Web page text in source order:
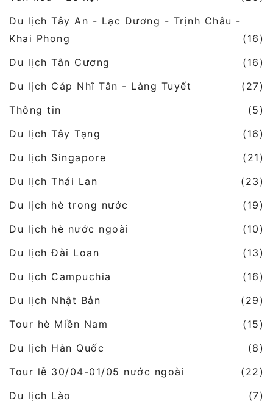
Du lịch Tây An - Lạc Dương - Trịnh Châu -
Khai Phong
(16)
Du lịch Tân Cương
(16)
Du lịch Cáp Nhĩ Tân - Làng Tuyết
(27)
Thông tin
(5)
Du lịch Tây Tạng
(16)
Du lịch Singapore
(21)
Du lịch Thái Lan
(23)
Du lịch hè trong nước
(19)
Du lịch hè nước ngoài
(10)
Du lịch Đài Loan
(13)
Du lịch Campuchia
(16)
Du lịch Nhật Bản
(29)
Tour hè Miền Nam
(15)
Du lịch Hàn Quốc
(8)
Tour lễ 30/04-01/05 nước ngoài
(22)
Du lịch Lào
(7)